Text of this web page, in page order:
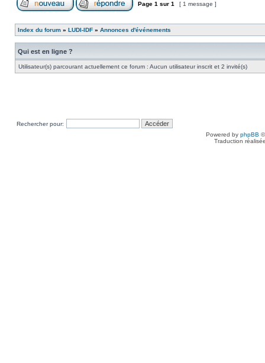
Page 1 sur 1 [ 1 message ]
Index du forum » LUDI-IDF » Annonces d'événements
Qui est en ligne ?
Utilisateur(s) parcourant actuellement ce forum : Aucun utilisateur inscrit et 2 invité(s)
Rechercher pour:
Powered by phpBB
Traduction